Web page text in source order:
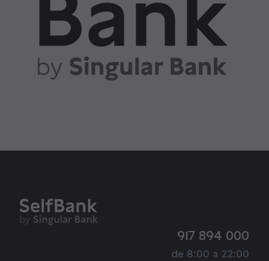
917 894 000
de 8:00 a 22:00